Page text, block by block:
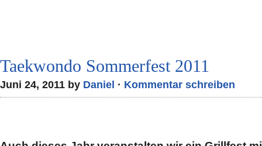
Taekwondo Sommerfest 2011
Juni 24, 2011 by Daniel · Kommentar schreiben